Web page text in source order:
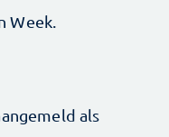
Week.
als